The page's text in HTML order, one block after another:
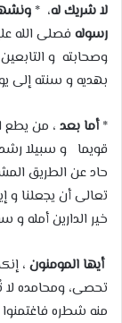
لا شريك له، *
رسوله فصلى الله
وصحابته و
بهديه و سنته إلى
*أما بعد ، من يطع
قويما و سبيلا
حاد عن الطريق
تعالى أن يجعلنا
خير الدارين أمله و
أيها المومنون ،
تحصى، ومحامده
منه شطره فاغتمنوا